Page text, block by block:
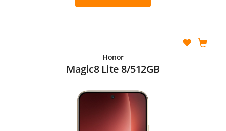
Honor
Magic8 Lite 8/512GB